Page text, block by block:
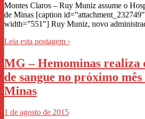
Montes Claros – Ruy Muniz assume o
de Minas [caption
width=”551″] Ruy Muniz, novo
Leia esta postagem ›
MG – Hemominas realiza
de sangue no próximo mês
Minas
1 de agosto de 2015